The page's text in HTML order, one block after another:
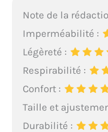
Note de la
Imperméabilité :
Légèreté :
Respirabilité :
Confort :
Taille et
Durabilité :